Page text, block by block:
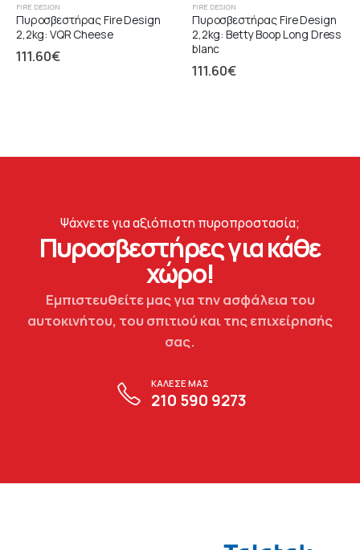
FIRE DESIGN
Πυροσβεστήρας Fire Design
2,2kg: VQR Cheese
111.60€
FIRE DESIGN
Πυροσβεστήρας Fire Design
2,2kg: Betty Boop Long Dress
blanc
111.60€
Ψάχνετε για αξιόπιστη πυροπροστασία;
Πυροσβεστήρες για κάθε
χώρο!
Εμπιστευθείτε μας για την ασφάλεια του
αυτοκινήτου, του σπιτιού και της επιχείρησής
σας.
ΚΑΛΕΣΕ ΜΑΣ
210 590 9273